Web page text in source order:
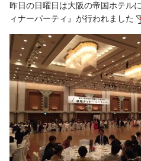
昨日の日曜日は大阪の帝国ホテル
ィナーパーティ』が行われました